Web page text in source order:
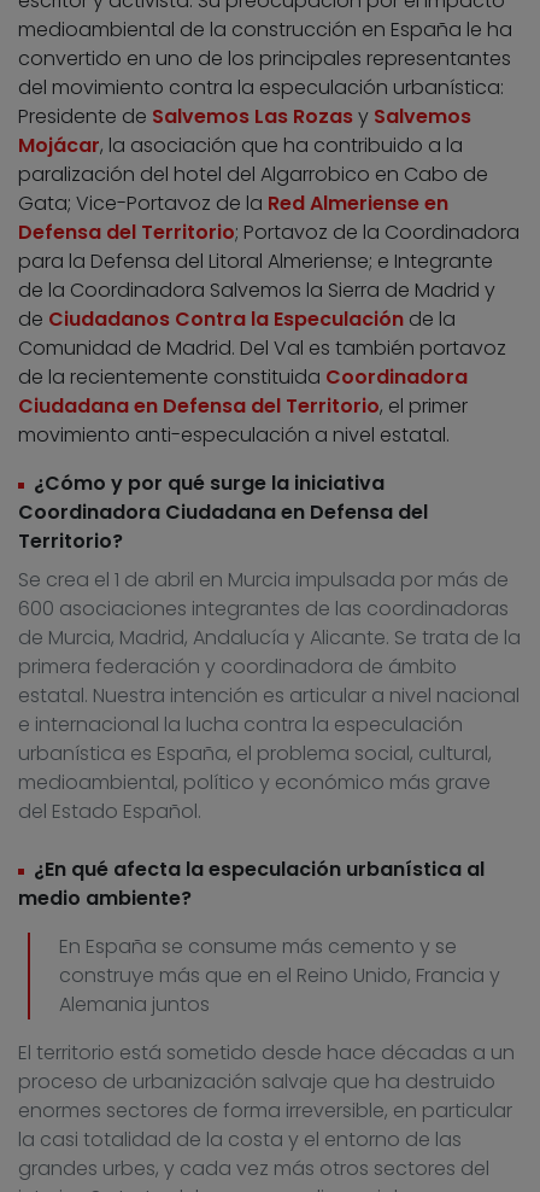
medioambiental de la construcción en España le ha
convertido en uno de los principales representantes
del movimiento contra la especulación urbanística:
Presidente de Salvemos Las Rozasy Salvemos
Mojácar, la asociación que ha contribuido a la
paralización del hotel del Algarrobico en Cabo de
Gata; Vice-Portavoz de la Red Almeriense en
Defensa del Territorio; Portavoz de la Coordinadora
para la Defensa del Litoral Almeriense; e Integrante
de la Coordinadora Salvemos la Sierra de Madrid y
de Ciudadanos Contra la Especulación de la
Comunidad de Madrid. Del Val es también portavoz
de la recientemente constituida Coordinadora
Ciudadana en Defensa del Territorio, el primer
movimiento anti-especulación a nivel estatal.
¿Cómo y por qué surge la iniciativa
Coordinadora Ciudadana en Defensa del
Territorio?
Se crea el 1 de abril en Murcia impulsada por más de
600 asociaciones integrantes de las coordinadoras
de Murcia, Madrid, Andalucía y Alicante. Se trata de la
primera federación y coordinadora de ámbito
estatal. Nuestra intención es articular a nivel nacional
e internacional la lucha contra la especulación
urbanística es España, el problema social, cultural,
medioambiental, político y económico más grave
del Estado Español.
¿En qué afecta la especulación urbanística al
medio ambiente?
En España se consume más cemento y se
construye más que en el Reino Unido, Francia y
Alemania juntos
El territorio está sometido desde hace décadas a un
proceso de urbanización salvaje que ha destruido
enormes sectores de forma irreversible, en particular
la casi totalidad de la costa y el entorno de las
grandes urbes, y cada vez más otros sectores del